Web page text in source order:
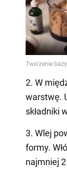
2. W
warstwę.
składniki
3. Wlej
formy.
najmniej